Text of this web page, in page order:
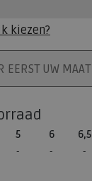
kiezen?
EERST UW MAAT
5 6 6,5